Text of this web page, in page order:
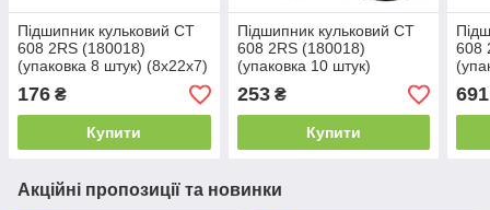
Підшипник кульковий CT
608 2RS (180018)
(упаковка 8 штук) (8x22x7)
176 ₴
Купити
Підшипник кульковий CT
608 2RS (180018)
(упаковка 10 штук)
(8x22x7)
253₴
Купити
608
691
Акційні пропозиції та новинки